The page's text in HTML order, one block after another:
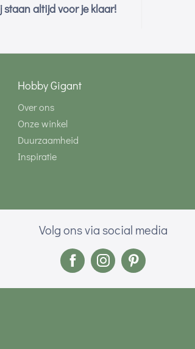
staan altijd voor je klaar!
Hobby Gigant
Over ons
Onze winkel
Duurzaamheid
Inspiratie
Volg ons via social media